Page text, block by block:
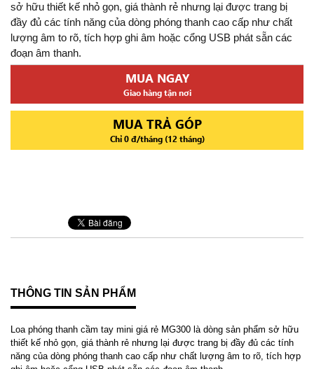
sở hữu thiết kế nhỏ gọn, giá thành rẻ nhưng lại được trang bị
đầy đủ các tính năng của dòng phóng thanh cao cấp như chất
lượng âm to rõ, tích hợp ghi âm hoặc cổng USB phát sẵn các
đoạn âm thanh.
MUA NGAY
Giao hàng tận nơi
MUA TRẢ GÓP
Chỉ 0 đ/tháng (12 tháng)
THÔNG TIN SẢN PHẨM
Loa phóng thanh cầm tay mini giá rẻ MG300 là dòng sản phẩm sở hữu
thiết kế nhỏ gọn, giá thành rẻ nhưng lại được trang bị đầy đủ các tính
năng của dòng phóng thanh cao cấp như chất lượng âm to rõ, tích hợp